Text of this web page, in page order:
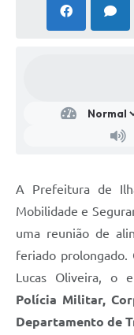
A Prefeitura de
Mobilidade e
uma reunião de
feriado prolongado.
Lucas Oliveira, o
Polícia Militar,
Departamento de